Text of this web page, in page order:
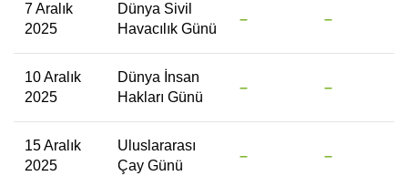
7 Aralık
2025
Dünya Sivil
Havacılık Günü
– –
10 Aralık
2025
Dünya İnsan
Hakları Günü
– –
15 Aralık
2025
Uluslararası
Çay Günü
– –